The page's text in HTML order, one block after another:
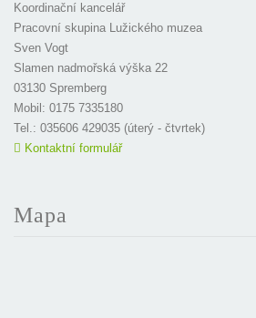
Koordinační kancelář
Pracovní skupina Lužického muzea
Sven Vogt
Slamen nadmořská výška 22
03130 Spremberg
Mobil: 0175 7335180
Tel.: 035606 429035 (úterý - čtvrtek)
Kontaktní formulář
Mapa